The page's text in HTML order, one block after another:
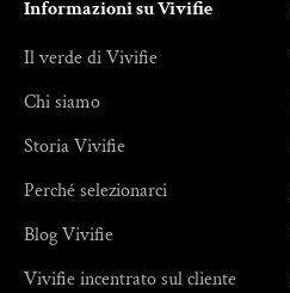
Informazioni su Vivifie
Il verde di Vivifie
Chi siamo
Storia Vivifie
Perché selezionarci
Blog Vivifie
Vivifie incentrato sul cliente